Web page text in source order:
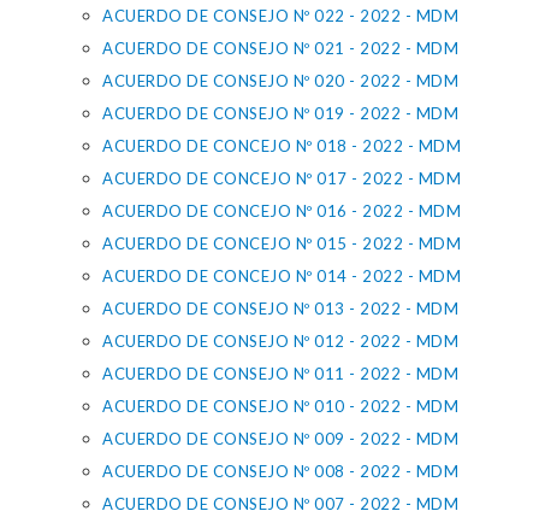
ACUERDO DE CONSEJO Nº 022 - 2022 - MDM
ACUERDO DE CONSEJO Nº 021 - 2022 - MDM
ACUERDO DE CONSEJO Nº 020 - 2022 - MDM
ACUERDO DE CONSEJO Nº 019 - 2022 - MDM
ACUERDO DE CONCEJO Nº 018 - 2022 - MDM
ACUERDO DE CONCEJO Nº 017 - 2022 - MDM
ACUERDO DE CONCEJO Nº 016 - 2022 - MDM
ACUERDO DE CONCEJO Nº 015 - 2022 - MDM
ACUERDO DE CONCEJO Nº 014 - 2022 - MDM
ACUERDO DE CONSEJO Nº 013 - 2022 - MDM
ACUERDO DE CONSEJO Nº 012 - 2022 - MDM
ACUERDO DE CONSEJO Nº 011 - 2022 - MDM
ACUERDO DE CONSEJO Nº 010 - 2022 - MDM
ACUERDO DE CONSEJO Nº 009 - 2022 - MDM
ACUERDO DE CONSEJO Nº 008 - 2022 - MDM
ACUERDO DE CONSEJO Nº 007 - 2022 - MDM